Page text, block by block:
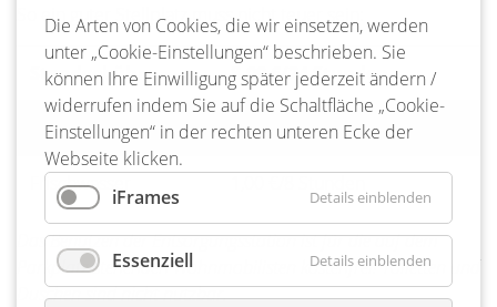
So ein guter Stellplatz muss nicht teuer sein:
Standgebühr 8,00 €/24 Stunden
Strom 1,00 €/8 Stunden
Frischwasser
Das Benutzen der Entsorgungsstation ist für die auf dem
Parkplatz stehenden Wohnmobilisten kostenfrei! Toiletten und
Duschen sind nicht nutzbar.
Die Arten von Cookies, die wir einsetzen, werden
unter „Cookie-Einstellungen“ beschrieben. Sie
können Ihre Einwilligung später jederzeit ändern /
widerrufen indem Sie auf die Schaltfläche „Cookie-
Einstellungen“ in der rechten unteren Ecke der
Webseite klicken.
iFrames
Details einblenden
Essenziell Details einblenden